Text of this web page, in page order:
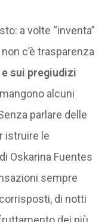
a volte “inventa”
c’è trasparenza
e sui pregiudizi
alcuni
parlare delle
istruire le
Oskarina Fuentes
sempre
di notti